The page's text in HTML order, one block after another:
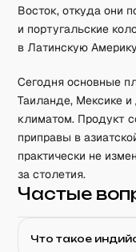
Восток, откуда они
и португальские
в Латинскую
Сегодня основные
Таиланде, Мексике и
климатом. Продукт
приправы в
практически не
за столетия.
Частые
Что такое